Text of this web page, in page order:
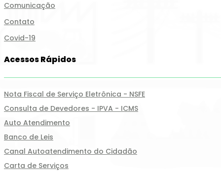
Comunicação
Contato
Covid-19
Acessos Rápidos
Nota Fiscal de Serviço Eletrônica - NSFE
Consulta de Devedores - IPVA - ICMS
Auto Atendimento
Banco de Leis
Canal Autoatendimento do Cidadão
Carta de Serviços